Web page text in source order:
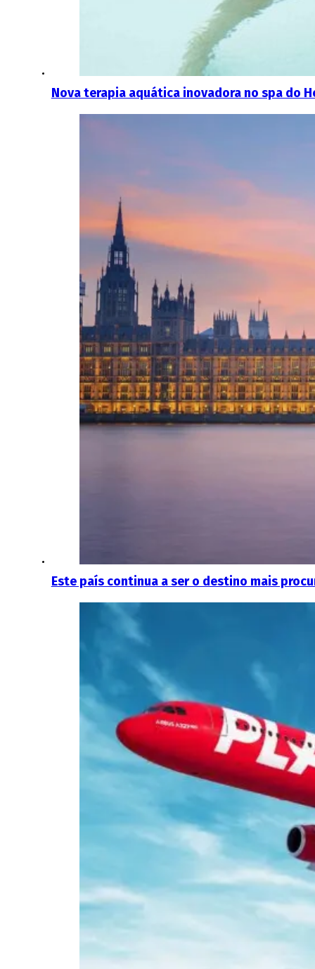
Nova terapia aquática inovadora no spa do
Este país continua a ser o destino mais